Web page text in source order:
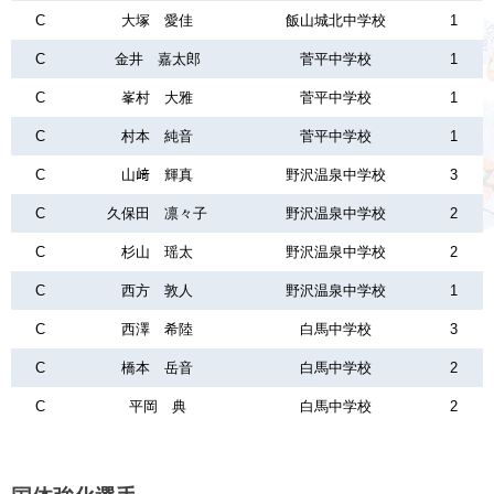
C 大塚 愛佳 飯山城北中学校 1
C 金井 嘉太郎 菅平中学校 1
C 峯村 大雅 菅平中学校 1
C 村本 純音 菅平中学校 1
C 山﨑 輝真 野沢温泉中学校 3
C 久保田 凛々子 野沢温泉中学校 2
C 杉山 瑶太 野沢温泉中学校 2
C 西方 敦人 野沢温泉中学校 1
C 西澤 希陸 白馬中学校 3
C 橋本 岳音 白馬中学校 2
C 平岡 典 白馬中学校 2